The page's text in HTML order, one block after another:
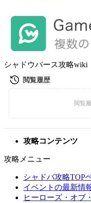
シャドウバース攻略wiki
攻略コンテンツ
攻略メニュー
シャドバ攻略TOP
イベントの最新情
ヒーローズ・オブ